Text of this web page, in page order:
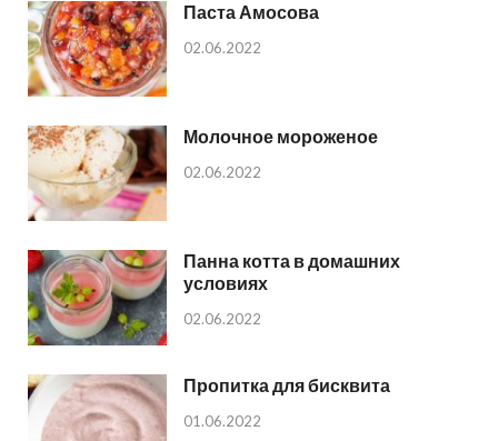
Паста Амосова
02.06.2022
Молочное мороженое
02.06.2022
Панна котта в домашних
условиях
02.06.2022
Пропитка для бисквита
01.06.2022